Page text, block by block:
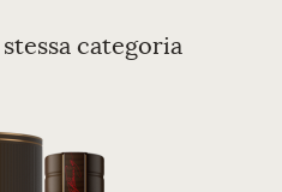
categoria